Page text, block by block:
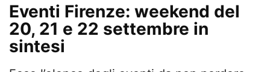
Eventi Firenze: weekend del
20, 21 e 22 settembre in
sintesi